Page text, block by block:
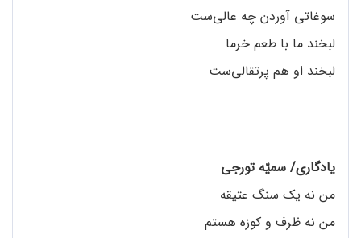
سوغاتی آوردن چه عالی‌ست
لبخند ما با طعم خرما
لبخند او هم پرتقالی‌ست
یادگاری/ سمیّه تورجی
من نه یک سنگ عتیقه
من نه ظرف و کوزه هستم